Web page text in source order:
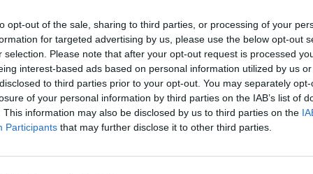
opt-out of the sale, sharing to third parties, or processing of your
for targeted advertising by us, please use the below opt-out
selection. Please note that after your opt-out request is processed
interest-based ads based on personal information utilized by us
to third parties prior to your opt-out. You may separately
of your personal information by third parties on the IAB’s list of
This information may also be disclosed by us to third parties on the
Participants that may further disclose it to other third parties.
προχωρά στις σχετικές διαδικασίες
(βράδυ Παρασκευής) τίθεται σε δημόσια
θα διαρκέσει τρεις ημέρες.
στη Βουλή, θα συζητηθεί στις αρμόδιες
στις 22 του μηνός, πριν ο Κυριάκος
Ελβετίας για το Παγκόσμιο Οικονομικό
κατόπιν αυτού, επισπεύδονται και οι